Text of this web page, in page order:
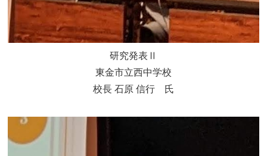
研究発表Ⅱ
東金市立西中学校
校長 石原 信行 氏